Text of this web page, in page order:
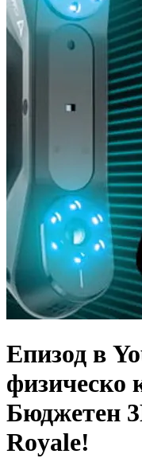
Епизод в
физическо
Бюджетен
Royale!